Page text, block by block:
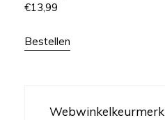
€13,99
Bestellen
Webwinkelkeurmerk